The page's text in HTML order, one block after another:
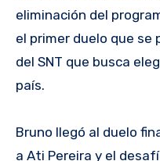
eliminación del
el primer duelo que se
del SNT que busca
país.
Bruno llegó al duelo
a Ati Pereira y el